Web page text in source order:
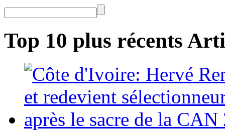
Top 10 plus récents